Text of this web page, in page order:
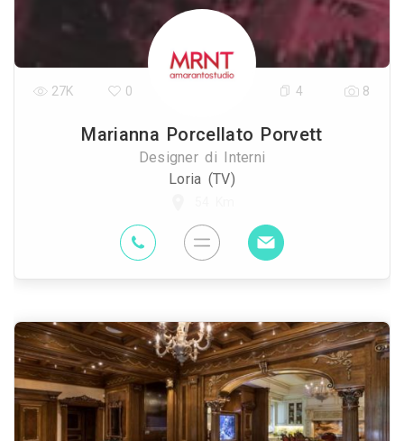
Marianna Porcellato Porvett
Designer di Interni
Loria (TV)
27K 0 4 8